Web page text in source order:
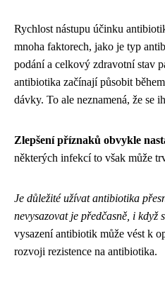
Rychlost nástupu účinku
mnoha faktorech, jako je typ
podání a celkový zdravotní stav
antibiotika začínají působit
dávky. To ale neznamená, že se
Zlepšení příznaků obvykle
některých infekcí to však může
Je důležité užívat antibiotika
nevysazovat je předčasně, i když
vysazení antibiotik může vést k
rozvoji rezistence na antibiotika.